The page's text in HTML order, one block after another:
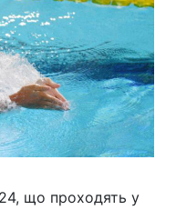
що проходять у